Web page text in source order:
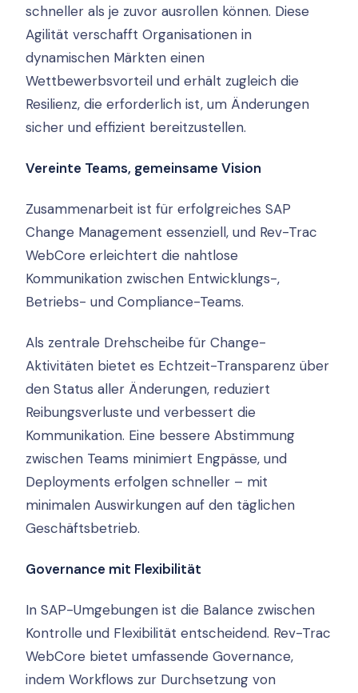
schneller als je zuvor ausrollen können. Diese
Agilität verschafft Organisationen in
dynamischen Märkten einen
Wettbewerbsvorteil und erhält zugleich die
Resilienz, die erforderlich ist, um Änderungen
sicher und effizient bereitzustellen.
Vereinte Teams, gemeinsame Vision
Zusammenarbeit ist für erfolgreiches SAP
Change Management essenziell, und Rev-Trac
WebCore erleichtert die nahtlose
Kommunikation zwischen Entwicklungs-,
Betriebs- und Compliance-Teams.
Als zentrale Drehscheibe für Change-
Aktivitäten bietet es Echtzeit-Transparenz über
den Status aller Änderungen, reduziert
Reibungsverluste und verbessert die
Kommunikation. Eine bessere Abstimmung
zwischen Teams minimiert Engpässe, und
Deployments erfolgen schneller – mit
minimalen Auswirkungen auf den täglichen
Geschäftsbetrieb.
Governance mit Flexibilität
In SAP-Umgebungen ist die Balance zwischen
Kontrolle und Flexibilität entscheidend. Rev-Trac
WebCore bietet umfassende Governance,
indem Workflows zur Durchsetzung von